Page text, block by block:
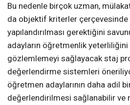
Bu nedenle birçok uzman,
da objektif kriterler çerçevesinde
yapılandırılması gerektiğini
adayların öğretmenlik
gözlemlemeyi sağlayacak staj
değerlendirme sistemleri
öğretmen adaylarının daha adil
değerlendirilmesi sağlanabilir ve